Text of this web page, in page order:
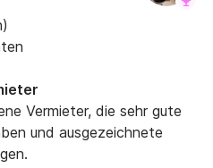
)
Vermieter, die sehr gute
und ausgezeichnete